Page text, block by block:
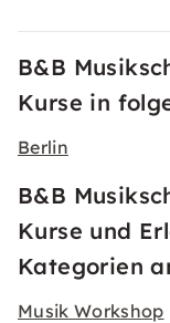
B&B
Kurse in
Berlin
B&B
Kurse und
Kategorien
Musik Workshop